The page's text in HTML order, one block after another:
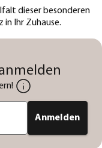
dieser besonderen
in Ihr Zuhause.
Anmelden